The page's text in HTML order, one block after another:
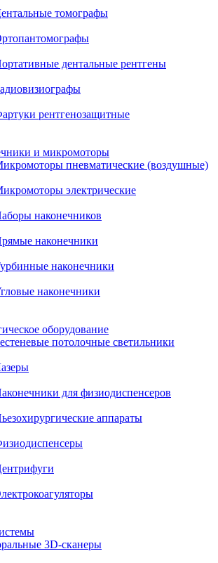
томографы
дентальные рентгены
рентгенозащитные
и микромоторы
пневматические (воздушные)
электрические
наконечников
наконечники
наконечники
наконечники
оборудование
потолочные светильники
для физиодиспенсеров
аппараты
3D-сканеры